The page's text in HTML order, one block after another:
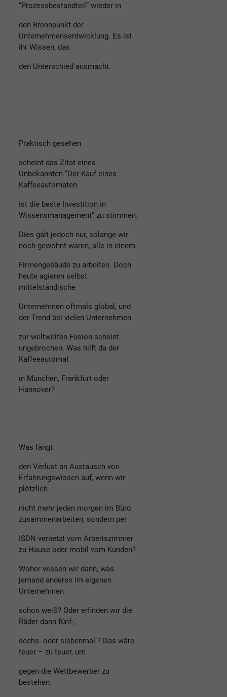
“Prozessbestandteil” wieder in
den Brennpunkt der
Unternehmensentwicklung. Es ist
ihr Wissen, das
den Unterschied ausmacht.
Praktisch gesehen
scheint das Zitat eines
Unbekannten “Der Kauf eines
Kaffeeautomaten
ist die beste Investition in
Wissensmanagement” zu stimmen.
Dies galt jedoch nur, solange wir
noch gewohnt waren, alle in einem
Firmengebäude zu arbeiten. Doch
heute agieren selbst
mittelständische
Unternehmen oftmals global, und
der Trend bei vielen Unternehmen
zur weltweiten Fusion scheint
ungebrochen. Was hilft da der
Kaffeeautomat
in München, Frankfurt oder
Hannover?
Was fängt
den Verlust an Austausch von
Erfahrungswissen auf, wenn wir
plötzlich
nicht mehr jeden morgen im Büro
zusammenarbeiten, sondern per
ISDN vernetzt vom Arbeitszimmer
zu Hause oder mobil vom Kunden?
Woher wissen wir dann, was
jemand anderes im eigenen
Unternehmen
schon weiß? Oder erfinden wir die
Räder dann fünf-,
sechs- oder siebenmal ? Das wäre
teuer – zu teuer, um
gegen die Wettbewerber zu
bestehen.